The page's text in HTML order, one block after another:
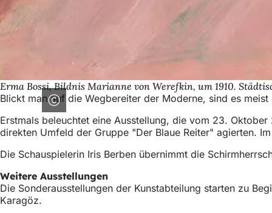
Erma Bossi, Bildnis Marianne von Werefkin, um 1910.
Blickt man auf die Wegbereiter der Moderne, sind es
Erstmals beleuchtet eine Ausstellung, die vom 23.
direkten Umfeld der Gruppe "Der Blaue Reiter" agierten.
Die Schauspielerin Iris Berben übernimmt die
Weitere Ausstellungen
Die Sonderausstellungen der Kunstabteilung starten zu
Karagöz.